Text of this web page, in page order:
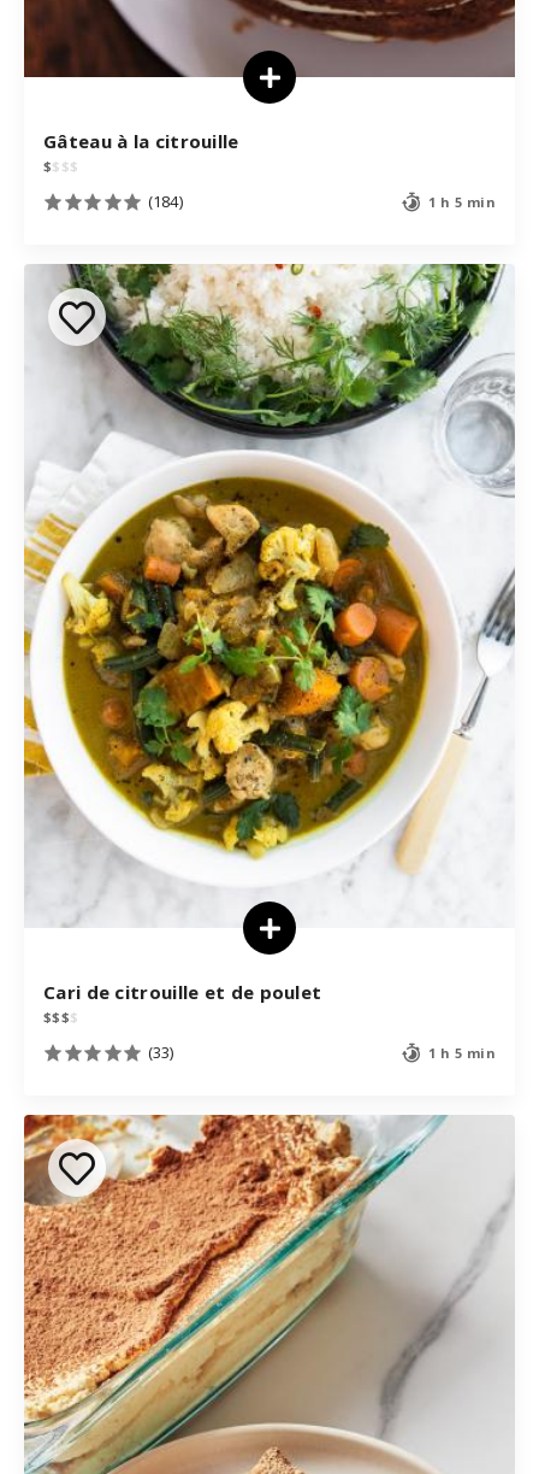
Gâteau à la citrouille
$$ $$
(184) 1 h 5 min
Cari de citrouille et de poulet
$$$$
(33) 1 h 5 min